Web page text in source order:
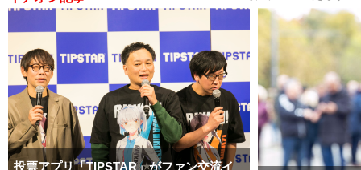
投票アプリ「TIPSTAR」がファン交流イ